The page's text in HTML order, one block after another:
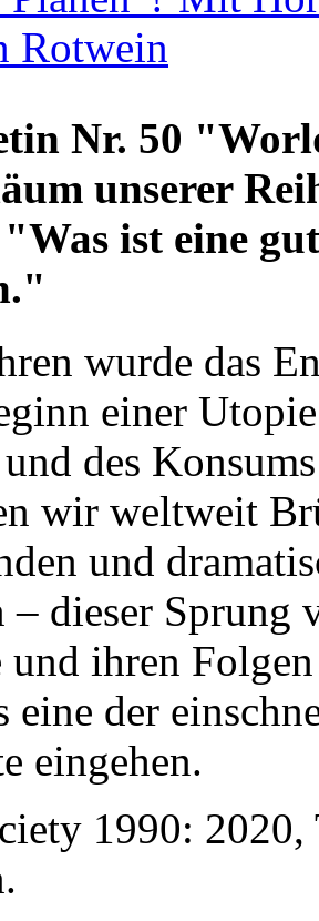
Rotwein
Nr. 50
unserer
ist eine
wurde das
einer
des
wir weltweit
und
– dieser Sprung
und ihren
eine der
eingehen.
1990: 2020,